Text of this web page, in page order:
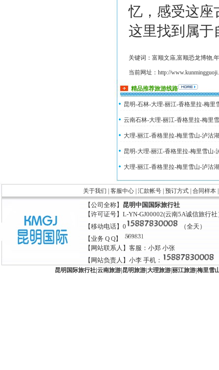
忆，感受这座
这里找到属于
关键词：富顺文庙,富顺恐龙博物,
当前网址：http://
精品推荐旅游线路
昆明-石林-大理-丽江-香格里拉-梅里
云南石林-大理-丽江-香格里拉-梅里
大理-丽江-香格里拉-梅里雪山-泸沽
昆明-大理-丽江-香格里拉-梅里雪山-
大理-丽江-香格里拉-梅里雪山-泸沽
关于我们 客服中心| 汇款帐号| 预订方式| 合同样本
【公司全称】 昆明中国国际旅行社
【许可证号】L-YN-GJ00002(云南5A诚信旅行社
【移动电话】0
（全天）
【业务 Q Q】
【网站联系人】客服：小郑 小张
【网站负责人】小李 手机：
昆明国际旅行社| 云南旅游| 昆明旅游| 大理旅游| 丽江旅游| 梅里雪